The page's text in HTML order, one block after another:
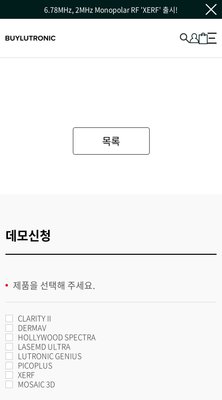
6.78MHz, 2MHz Monopolar RF 'XERF' 출시!
목록
데모신청
제품을 선택해 주세요.
CLARITY II
DERMAV
HOLLYWOOD SPECTRA
LASEMD ULTRA
LUTRONIC GENIUS
PICOPLUS
XERF
MOSAIC 3D